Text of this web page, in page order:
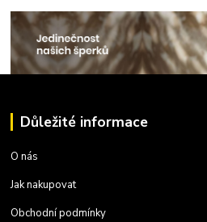
Důležité informace
O nás
Jak nakupovat
Obchodní podmínky